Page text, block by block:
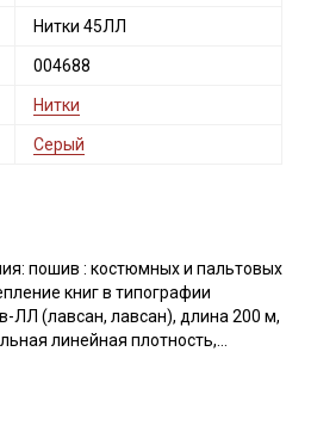
Нитки 45ЛЛ
004688
Нитки
Серый
пошив : костюмных и пальтовых
книг в типографии
(лавсан, лавсан), длина 200 м,
линейная плотность,
дополнительные
тканей
обработки персональных
на обработку персональных